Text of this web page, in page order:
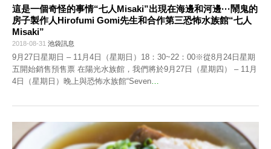
這是一個奇怪的事情“七人Misaki”出現在海邊和河邊···鬧鬼的
房子製作人Hirofumi Gomi先生和合作第三恐怖水族館“七人
Misaki”
2018-08-31 池袋訊息
9月27日星期日 – 11月4日（星期日）18：30~22：00※從8月24日星期
五開始銷售預售票 在陽光水族館，我們將於9月27日（星期四） – 11月
4日（星期日）晚上與恐怖水族館“Seven…